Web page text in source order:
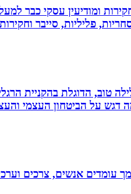
ומודיעין עסקי כבר
פליליות, סייבר
טוב, הדוגלת בהקניית
דגש על הביטחון העצמי
עומדים אנשים, צרכים